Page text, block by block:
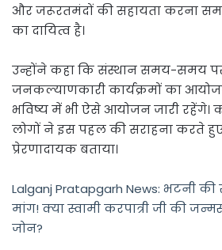
और जरूरतमंदों की सहायता करना
का दायित्व है।
उन्होंने कहा कि संस्थान समय-समय
जनकल्याणकारी कार्यक्रमों का
भविष्य में भी ऐसे आयोजन जारी रहेंगे।
लोगों ने इस पहल की सराहना करते
प्रेरणादायक बताया।
Lalganj Pratapgarh News: भटनी की
मांग! क्या स्वामी करपात्री जी की
जोन?